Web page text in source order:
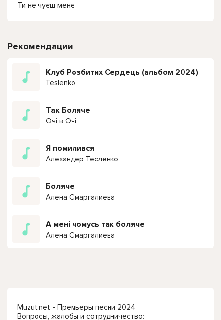
Ти не чуєш мене
Рекомендации
Клуб Розбитих Сердець (альбом 2024)
Teslenko
Так Боляче
Очі в Очі
Я помилився
Алехандер Тесленко
Боляче
Алена Омаргалиева
А мені чомусь так боляче
Алена Омаргалиева
Muzut.net - Премьеры песни 2024
Вопросы, жалобы и сотрудничество: